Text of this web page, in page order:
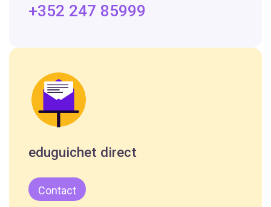
+352 247 85999
eduguichet direct
Contact